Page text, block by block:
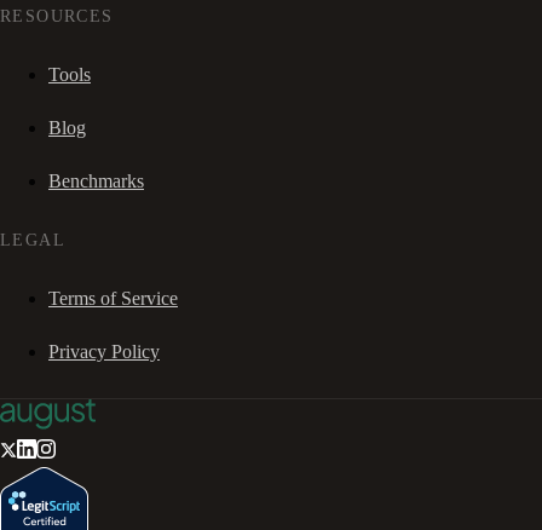
RESOURCES
Tools
Blog
Benchmarks
LEGAL
Terms of Service
Privacy Policy